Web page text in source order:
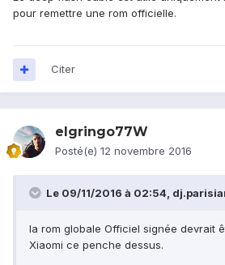
pour remettre une rom officielle.
Citer
elgringo77W
Posté(e) 12 novembre 2016
Le 09/11/2016 à 02:54,
la rom globale Officiel signée devrait
Xiaomi ce penche dessus.